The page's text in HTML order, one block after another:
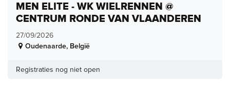
MEN ELITE - WK WIELRENNEN @
CENTRUM RONDE VAN VLAANDEREN
27/09/2026
Oudenaarde, België
Registraties nog niet open